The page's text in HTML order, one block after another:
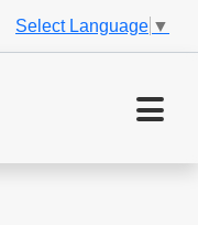
Select Language ▼